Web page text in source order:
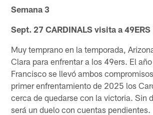
Semana 3
Sept. 27 CARDINALS visita a
Muy temprano en la temporada,
Clara para enfrentar a los 49ers. El
Francisco se llevó ambos
primer enfrentamiento de 2025 los
cerca de quedarse con la victoria. Sin
será un duelo con cuentas pendientes.